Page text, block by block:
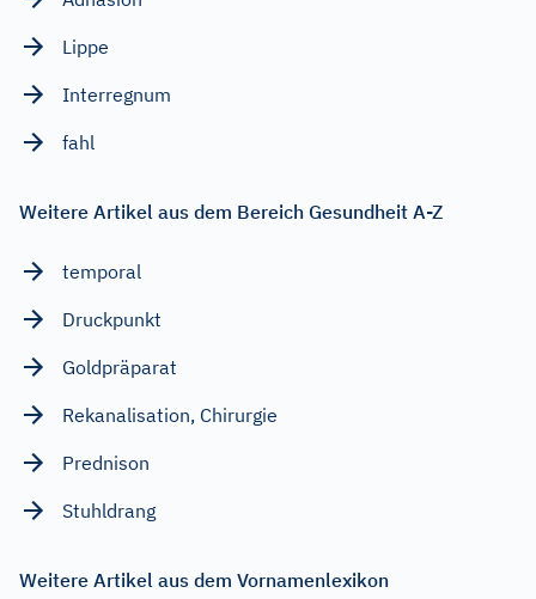
Lippe
Interregnum
fahl
Weitere Artikel aus dem Bereich Gesundheit A-Z
temporal
Druckpunkt
Goldpräparat
Rekanalisation, Chirurgie
Prednison
Stuhldrang
Weitere Artikel aus dem Vornamenlexikon